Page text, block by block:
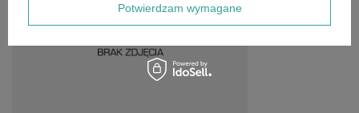
Potwierdzam wymagane